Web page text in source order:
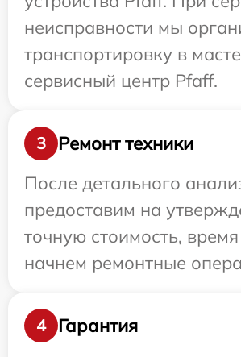
неисправности мы
транспортировку в
сервисный центр Pfaff.
3
Ремонт техники
После детального
предоставим на
точную стоимость,
начнем ремонтные
4
Гарантия